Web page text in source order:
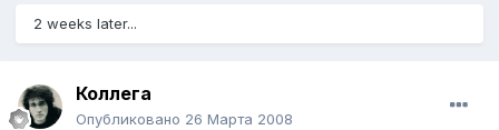
2 weeks later...
Коллега
Опубликовано 26 Марта 2008